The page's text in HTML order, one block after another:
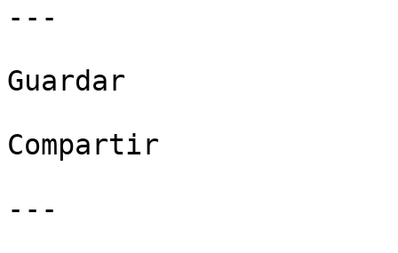
---
Guardar
Compartir
---